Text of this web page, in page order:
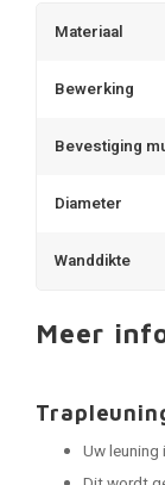
Materiaal
Bewerking
Bevestiging
Diameter
Wanddikte
Meer
Uw